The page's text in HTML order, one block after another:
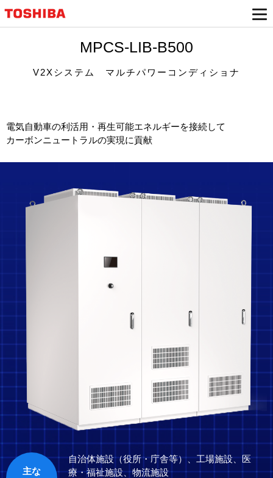
MPCS-LIB-B500
V2Xシステム マルチパワーコンディショナ
電気自動車の利活用・再生可能エネルギーを接続して
カーボンニュートラルの実現に貢献
主な
自治体施設（役所・庁舎等）、工場施設、医
療・福祉施設、物流施設